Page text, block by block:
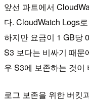
앞선 파트에서
다. CloudWatch Logs
하지만 요금이 1 GB당
S3 보다는 비싸기 때문
우 S3에 보존하는 것이
로그 보존을 위한 버킷